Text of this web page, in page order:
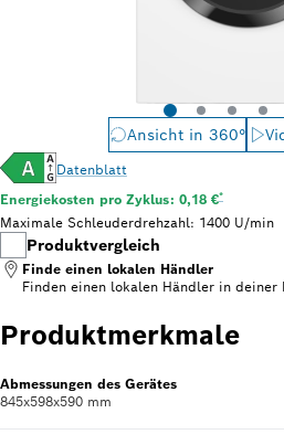
Ansicht in 360°
Datenblatt
Energiekosten pro Zyklus: 0,18 €Fußnote *:
*
Maximale Schleuderdrehzahl: 1400 U/min
Produktvergleich
Finde einen lokalen Händler
Finden einen lokalen Händler in deiner
Produktmerkmale
Abmessungen des Gerätes
845x598x590 mm